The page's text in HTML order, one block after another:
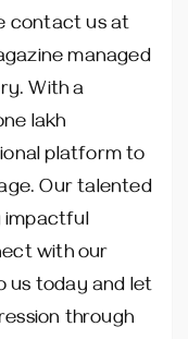
contact us at
managed
With a
lakh
platform to
Our talented
impactful
with our
us today and let
through